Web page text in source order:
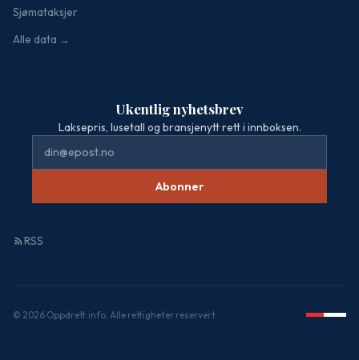
Sjømataksjer
Alle data →
Ukentlig nyhetsbrev
Laksepris, lusetall og bransjenytt rett i innboksen.
Abonner
RSS
© 2026 Oppdrett.info. Alle rettigheter reservert.